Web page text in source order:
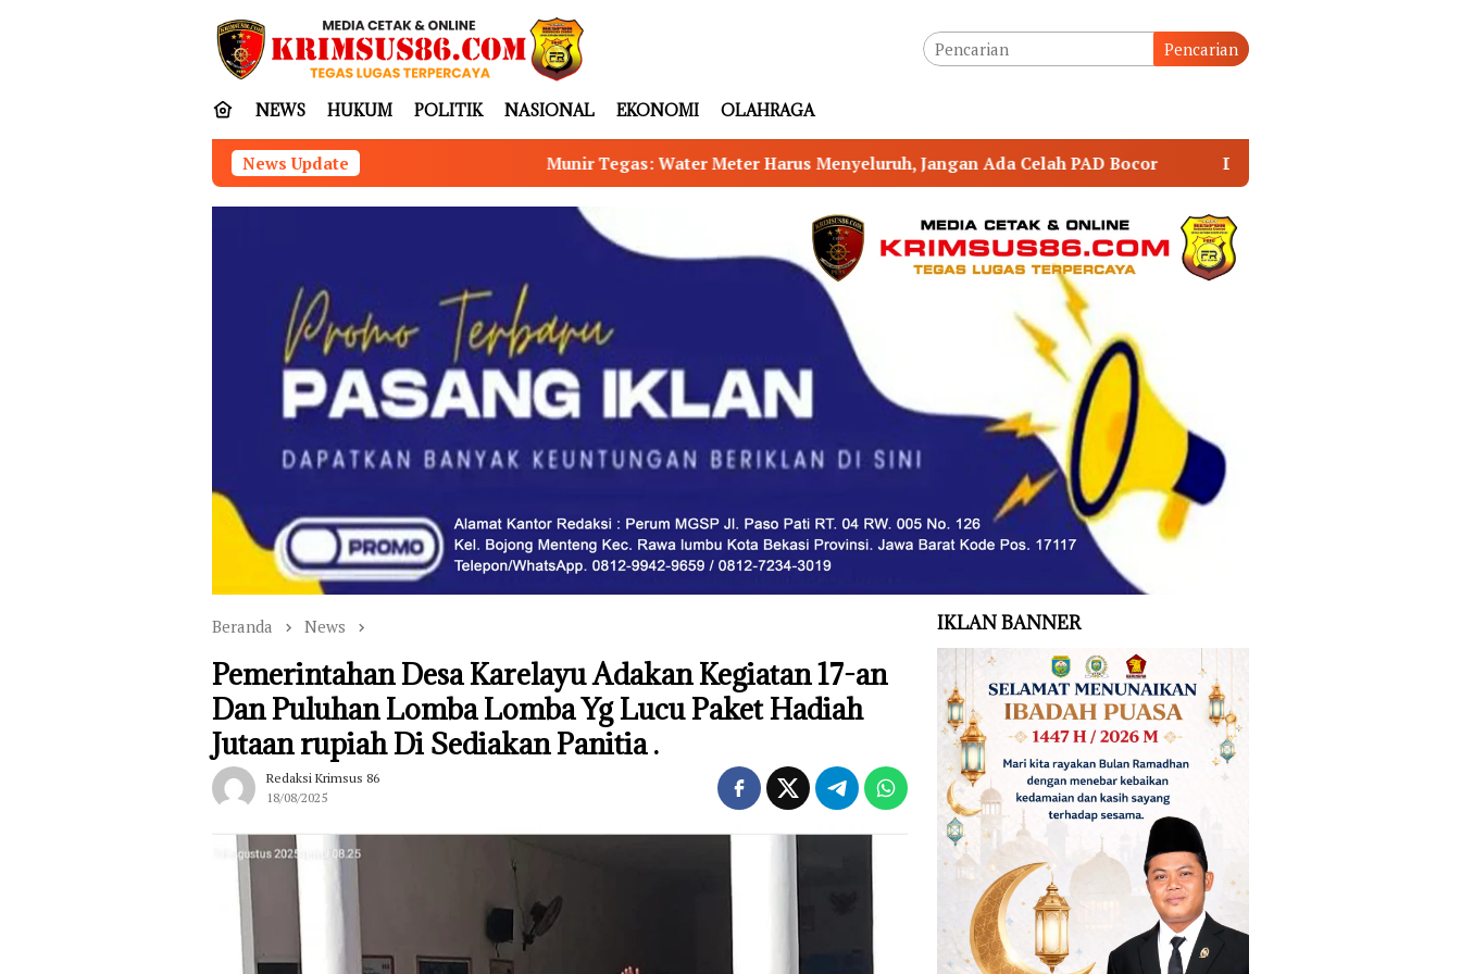
Pencarian
NEWS HUKUM POLITIK NASIONAL EKONOMI OLAHRAGA
News UpdateMunir Tegas: Water Meter Harus Menyeluruh, Jangan Ada Celah PAD Bocor Danrem 043/Gatam Hadiri Ziarah dan Bakti
Beranda News
Pemerintahan Desa Karelayu Adakan Kegiatan 17-an
Dan Puluhan Lomba Lomba Yg Lucu Paket Hadiah
Jutaan rupiah Di Sediakan Panitia .
Redaksi Krimsus 86
18/08/2025
IKLAN BANNER